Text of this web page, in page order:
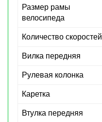
Размер рамы
велосипеда
Количество скоростей
Вилка передняя
Рулевая колонка
Каретка
Втулка передняя